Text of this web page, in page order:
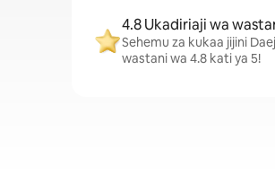
4.8 Ukadiriaji wa
Sehemu za kukaa jijini
wastani wa 4.8 kati ya 5!